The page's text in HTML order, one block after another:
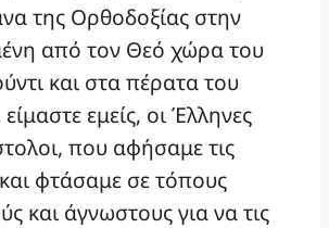
της Ορθοδοξίας στην
από τον Θεό χώρα του
και στα πέρατα του
εμείς, οι Έλληνες
που αφήσαμε τις
φτάσαμε σε τόπους
και άγνωστους για να τις